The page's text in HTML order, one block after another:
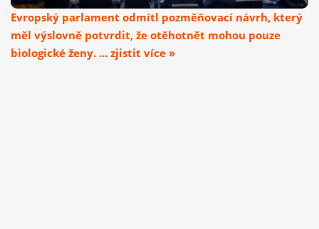
Evropský parlament odmítl pozměňovací návrh, který
měl výslovně potvrdit, že otěhotnět mohou pouze
biologické ženy. ... zjistit více »